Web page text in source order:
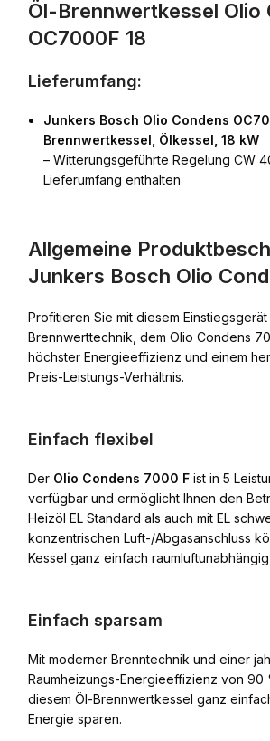
Öl-Brennwertkessel Olio
OC7000F 18
Lieferumfang:
Junkers Bosch Olio Condens
Brennwertkessel, Ölkessel, 18 kW
– Witterungsgeführte Regelung CW
Lieferumfang enthalten
Allgemeine
Junkers Bosch Olio
Profitieren Sie mit diesem
Brennwerttechnik, dem Olio Condens
höchster Energieeffizienz und einem
Preis-Leistungs-Verhältnis.
Einfach flexibel
Der Olio Condens 7000 F ist in 5
verfügbar und ermöglicht Ihnen den
Heizöl EL Standard als auch mit EL
konzentrischen Luft-/Abgasanschluss
Kessel ganz einfach
Einfach sparsam
Mit moderner Brenntechnik und einer
Raumheizungs-Energieeffizienz von 90
diesem Öl-Brennwertkessel ganz
Energie sparen.